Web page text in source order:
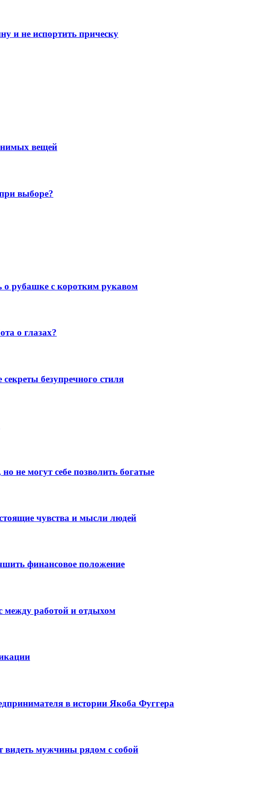
и не испортить прическу
вещей
выборе?
о рубашке с коротким рукавом
о глазах?
безупречного стиля
не могут себе позволить богатые
чувства и мысли людей
финансовое положение
между работой и отдыхом
в истории Якоба Фуггера
видеть мужчины рядом с собой